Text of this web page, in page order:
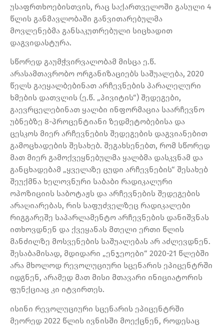
უსაფრთხოებისთვის, რაც საქართველოში გასული 4
წლის განმავლობაში განვითარებულმა
მოვლენებმა განსაკუთრებული სიცხადით
დაგვიდასტურა.
სწორედ გაუმჭვირვალობამ მისცა ე.წ.
არასამთავრობო ორგანიზაციებს საშუალება, 2020
წელს გაეყალბებინათ არჩევნების პარალელური
ხმების დათვლის (ე.წ. „პივიტის“) შედეგები,
გაევრცელებინათ ყალბი ინფორმაცია საარჩევნო
უბნებზე 8-პროცენტიანი ზედმეტობებისა და
ცესკოს მიერ არჩევნების შედეგების დაგვიანებით
გამოცხადების შესახებ. შეგახსენებთ, რომ სწორედ
მათ მიერ გამოქვეყნებულმა ყალბმა დასკვნამ და
განცხადებამ „ყველაზე ცუდი არჩევნების“ შესახებ
შეუქმნა ხელოვნური საბაბი რადიკალური
ოპოზიციის საბოტაჟს და არჩევნების შედეგების
არაღიარებას, რის საფუძველზეც რადიკალები
რიგგარეშე საპარლამენტო არჩევნების დანიშვნას
ითხოვდნენ და ქვეყანას მთელი ერთი წლის
მანძილზე მოსვენების საშუალებას არ აძლევდნენ.
შესაბამისად, მდიდარი „ენჯეოები“ 2020-21 წლებში
არა მხოლოდ რევოლუციური სცენარის ეპიცენტრში
იდგნენ, არამედ მათ მისი მთავარი ინიციატორის
ფუნქციაც კი იტვირთეს.
ისინი რევოლუციური სცენარის ეპიცენტრში
მეორედ 2022 წლის ივნისში მოექცნენ, როდესაც